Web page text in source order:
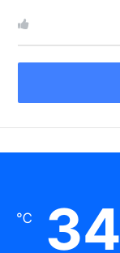
34
℃